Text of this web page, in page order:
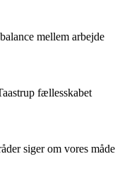
mellem arbejde
fællesskabet
siger om vores måde